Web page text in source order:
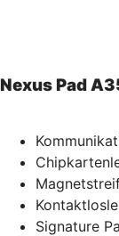
Nexus Pad
Signature